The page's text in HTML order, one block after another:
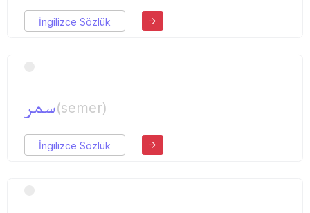
İngilizce Sözlük
سمر(semer)
İngilizce Sözlük